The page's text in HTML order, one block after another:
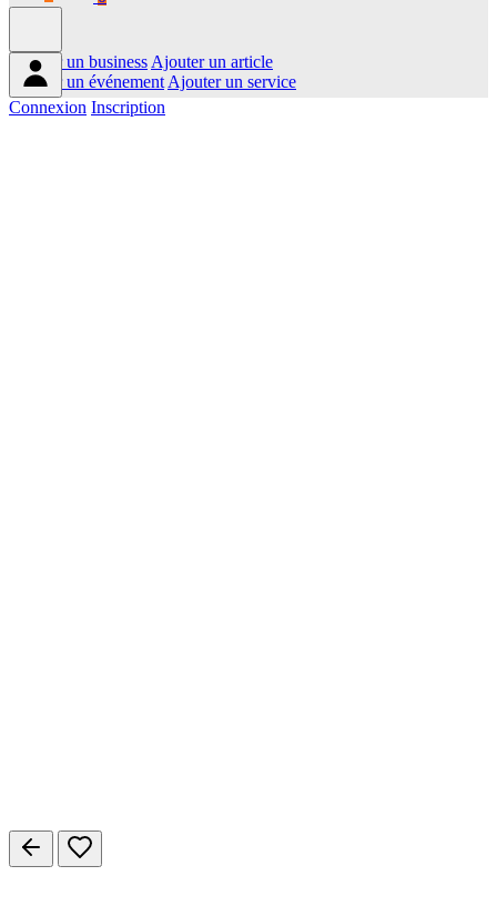
Ajouter un business Ajouter un article
Ajouter un événement Ajouter un service
Connexion Inscription